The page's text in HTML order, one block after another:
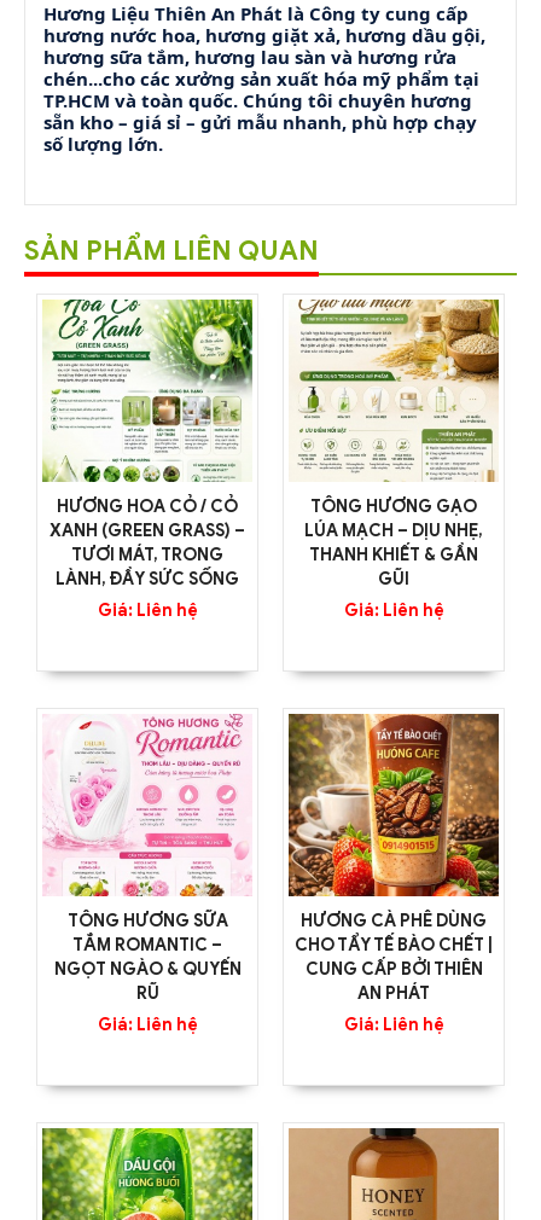
Hương Liệu Thiên An Phát là Công ty cung cấp
hương nước hoa, hương giặt xả, hương dầu gội,
hương sữa tắm, hương lau sàn và hương rửa
chén...cho các xưởng sản xuất hóa mỹ phẩm tại
TP.HCM và toàn quốc. Chúng tôi chuyên hương
sẵn kho – giá sỉ – gửi mẫu nhanh, phù hợp chạy
số lượng lớn.
SẢN PHẨM LIÊN QUAN
HƯƠNG HOA CỎ / CỎ
XANH (GREEN GRASS) –
TƯƠI MÁT, TRONG
LÀNH, ĐẦY SỨC SỐNG
Giá: Liên hệ
TÔNG HƯƠNG GẠO
LÚA MẠCH – DỊU NHẸ,
THANH KHIẾT & GẦN
GŨI
Giá: Liên hệ
TÔNG HƯƠNG SỮA
TẮM ROMANTIC –
NGỌT NGÀO & QUYẾN
RŨ
Giá: Liên hệ
HƯƠNG CÀ PHÊ DÙNG
CHO TẨY TẾ BÀO CHẾT |
CUNG CẤP BỞI THIÊN
AN PHÁT
Giá: Liên hệ